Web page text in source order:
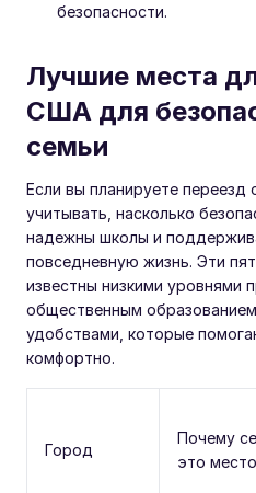
безопасности.
Лучшие места
США для
семьи
Если вы планируете переезд
учитывать, насколько
надежны школы и
повседневную жизнь. Эти
известны низкими уровнями
общественным
удобствами, которые
комфортно.
Город
Почему
это место